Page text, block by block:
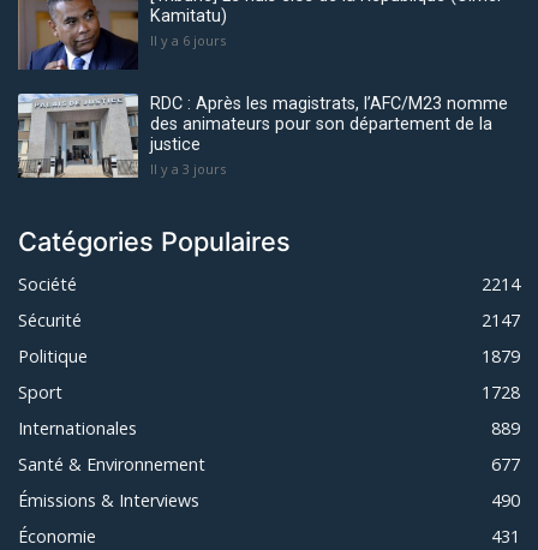
Kamitatu)
Il y a 6 jours
RDC : Après les magistrats, l’AFC/M23 nomme
des animateurs pour son département de la
justice
Il y a 3 jours
Catégories Populaires
Société
2214
Sécurité
2147
Politique
1879
Sport
1728
Internationales
889
Santé & Environnement
677
Émissions & Interviews
490
Économie
431